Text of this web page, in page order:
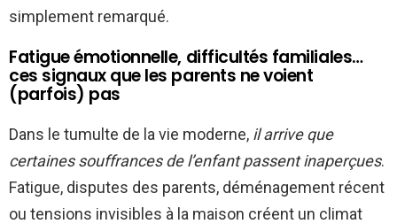
simplement remarqué.
Fatigue émotionnelle, difficultés familiales…
ces signaux que les parents ne voient
(parfois) pas
Dans le tumulte de la vie moderne, il arrive que
certaines souffrances de l’enfant passent inaperçues.
Fatigue, disputes des parents, déménagement récent
ou tensions invisibles à la maison créent un climat